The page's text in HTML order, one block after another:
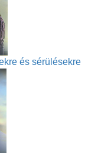
és sérülésekre